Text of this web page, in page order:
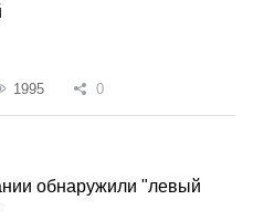
1995 0
обнаружили "левый